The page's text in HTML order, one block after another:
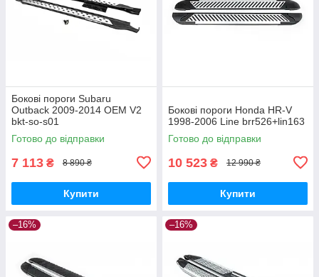
Бокові пороги Subaru
Outback 2009-2014 OEM V2
bkt-so-s01
Готово до відправки
7 113 ₴ 8 890 ₴
Купити
Бокові пороги Honda HR-V
1998-2006 Line brr526+lin163
Готово до відправки
10 523 ₴ 12 990 ₴
Купити
–16% –16%